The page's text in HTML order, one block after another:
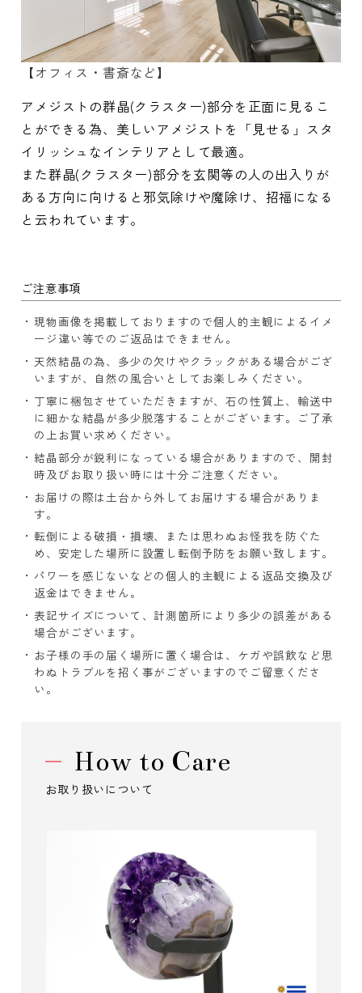
【オフィス・書斎など】
アメジストの群晶(クラスター)部分を正面に見るこ
とができる為、美しいアメジストを「見せる」スタ
イリッシュなインテリアとして最適。
また群晶(クラスター)部分を玄関等の人の出入りが
ある方向に向けると邪気除けや魔除け、招福になる
と云われています。
ご注意事項
現物画像を掲載しておりますので個人的主観によるイメ
ージ違い等でのご返品はできません。
天然結晶の為、多少の欠けやクラックがある場合がござ
いますが、自然の風合いとしてお楽しみください。
丁寧に梱包させていただきますが、石の性質上、輸送中
に細かな結晶が多少脱落することがございます。ご了承
の上お買い求めください。
結晶部分が鋭利になっている場合がありますので、開封
時及びお取り扱い時には十分ご注意ください。
お届けの際は土台から外してお届けする場合がありま
す。
転倒による破損・損壊、または思わぬお怪我を防ぐた
め、安定した場所に設置し転倒予防をお願い致します。
パワーを感じないなどの個人的主観による返品交換及び
返金はできません。
表記サイズについて、計測箇所により多少の誤差がある
場合がございます。
お子様の手の届く場所に置く場合は、ケガや誤飲など思
わぬトラブルを招く事がございますのでご留意くださ
い。
How to Care
お取り扱いについて